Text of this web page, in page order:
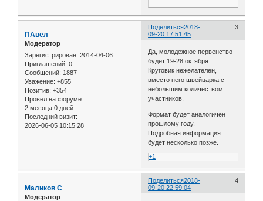
Поделиться 3
2018-
09-20 17:51:45
ПАвел
Модератор
Зарегистрирован: 2014-04-06
Приглашений: 0
Сообщений: 1887
Уважение: +855
Позитив: +354
Провел на форуме:
2 месяца 0 дней
Последний визит:
2026-06-05 10:15:28
Да, молодежное первенство
будет 19-28 октября.
Круговик нежелателен,
вместо него швейцарка с
небольшим количеством
участников.
Формат будет аналогичен
прошлому году.
Подробная информация
будет несколько позже.
+1
Поделиться 4
2018-
09-20 22:59:04
Маликов С
Модератор